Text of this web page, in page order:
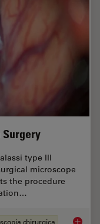
type III
microscope
the procedure
chirurgica